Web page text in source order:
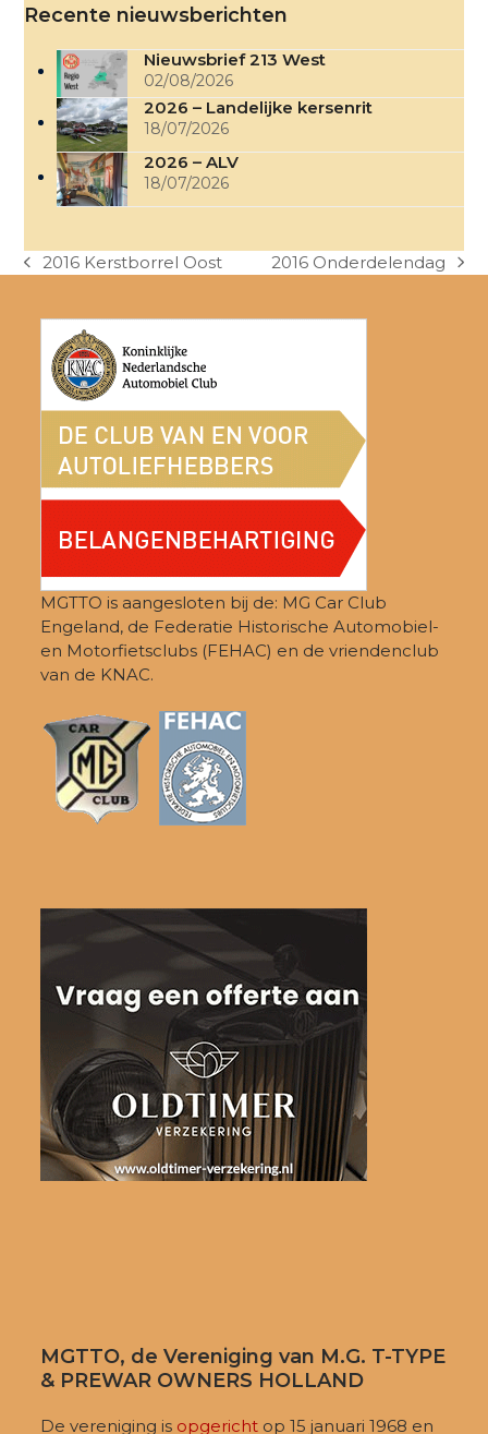
Recente nieuwsberichten
Nieuwsbrief 213 West
02/08/2026
2026 – Landelijke kersenrit
18/07/2026
2026 – ALV
18/07/2026
previous
2016 Kerstborrel Oost
next
2016 Onderdelendag
MGTTO is aangesloten bij de: MG Car Club
Engeland, de Federatie Historische Automobiel-
en Motorfietsclubs (FEHAC) en de vriendenclub
van de KNAC.
MGTTO, de Vereniging van M.G. T-TYPE
& PREWAR OWNERS HOLLAND
De vereniging is opgericht op 15 januari 1968 en